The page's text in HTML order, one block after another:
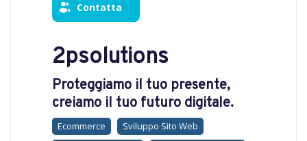
Contatta
2psolutions
Proteggiamo il tuo presente,
creiamo il tuo futuro digitale.
Ecommerce
Sviluppo Sito Web